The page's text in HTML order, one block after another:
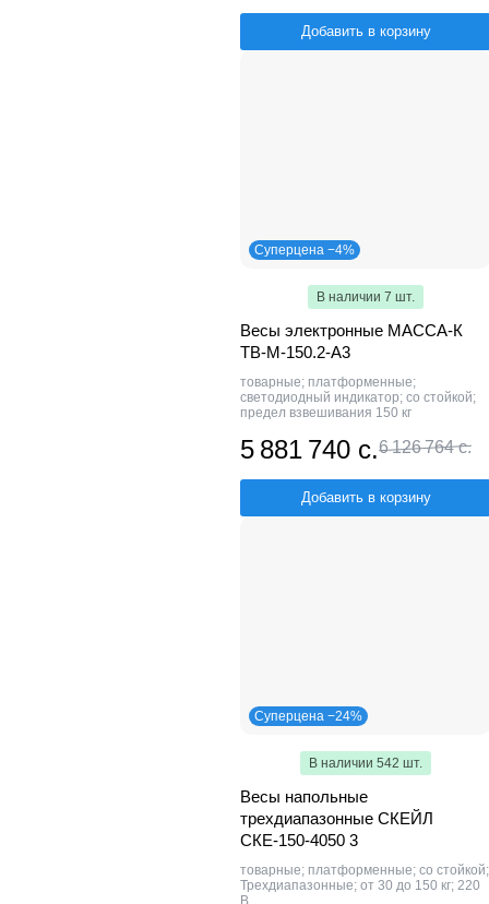
Добавить в корзину
Суперцена −4%
В наличии 7 шт.
Весы электронные МАССА-К
TB-M-150.2-A3
товарные; платформенные;
светодиодный индикатор; со стойкой;
предел взвешивания 150 кг
5 881 740 с.6 126 764 с.
Добавить в корзину
Суперцена −24%
В наличии 542 шт.
Весы напольные
трехдиапазонные СКЕЙЛ
СКЕ-150-4050 3
товарные; платформенные; со стойкой;
Трехдиапазонные; от 30 до 150 кг; 220